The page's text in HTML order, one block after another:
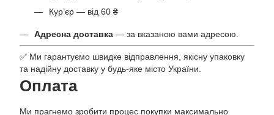
Кур’єр — від 60 ₴
Адресна доставка — за вказаною вами адресою.
✅ Ми гарантуємо швидке відправлення, якісну упаковку
та надійну доставку у будь-яке місто України.
Оплата
Ми прагнемо зробити процес покупки максимально